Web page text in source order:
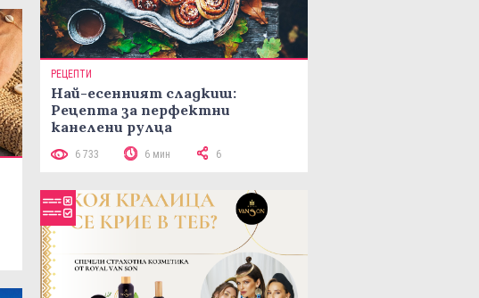
РЕЦЕПТИ
Най-есенният сладкиш:
Рецепта за перфектни
канелени рулца
6 733 6 мин 6